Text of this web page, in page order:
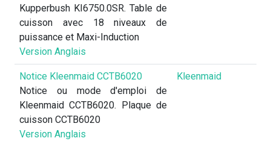
Kupperbush KI6750.0SR. Table de
cuisson avec 18 niveaux de
puissance et Maxi-Induction
Version Anglais
Notice Kleenmaid CCTB6020
Notice ou mode d'emploi de
Kleenmaid CCTB6020. Plaque de
cuisson CCTB6020
Version Anglais
Kleenmaid